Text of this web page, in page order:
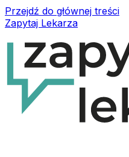
Przejdź do głównej treści
Zapytaj Lekarza